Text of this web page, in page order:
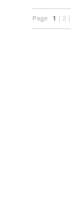
Page 1 2